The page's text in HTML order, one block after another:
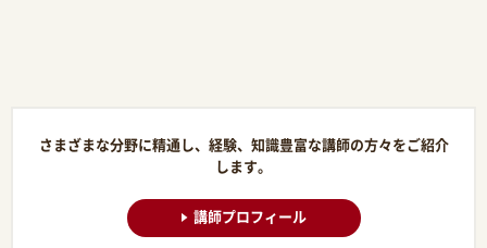
さまざまな分野に精通し、経験、知識豊富な講師の方々をご紹介
します。
講師プロフィール